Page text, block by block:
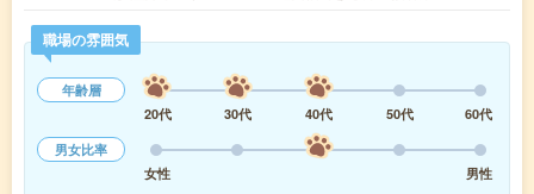
職場の雰囲気
年齢層
20代
30代 40代 50代
60代
男女比率
女性
男性